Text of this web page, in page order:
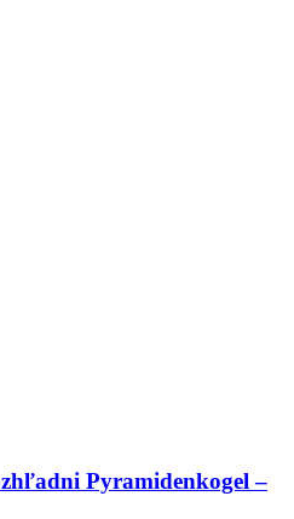
Pyramidenkogel –